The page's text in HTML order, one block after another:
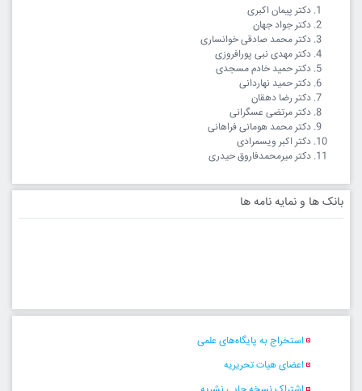
دکتر پیمان اکبری
دکتر جواد جهان
دکتر محمد صادقی خوانساری
دکتر مهدی نبی پورافروزی
دکتر حمید خادم مسجدی
دکتر حمید نهاردانی
دکتر رضا دهقان
دکتر مرتضی عسگرانی
دکتر محمد هومانی فراهانی
دکتر اکبر ویسمرادی
دکتر میرمحمدفاروق حیدری
بانک ها و نمایه نامه ها
استخراج به پایگاه‌های علمی
اعضای هیات تحریریه